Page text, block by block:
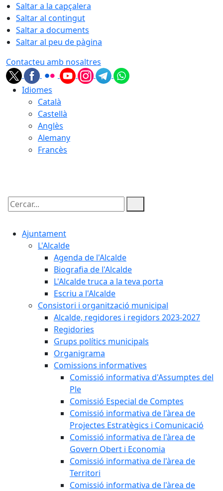
Saltar a la capçalera
Saltar al contingut
Saltar a documents
Saltar al peu de pàgina
Contacteu amb nosaltres
Idiomes
Català
Castellà
Anglès
Alemany
Francès
Cercar:
Ajuntament
L'Alcalde
Agenda de l'Alcalde
Biografia de l'Alcalde
L'Alcalde truca a la teva porta
Escriu a l'Alcalde
Consistori i organització municipal
Alcalde, regidores i regidors 2023-2027
Regidories
Grups polítics municipals
Organigrama
Comissions informatives
Comissió informativa d'Assumptes del
Ple
Comissió Especial de Comptes
Comissió informativa de l'àrea de
Projectes Estratègics i Comunicació
Comissió informativa de l'àrea de
Govern Obert i Economia
Comissió informativa de l'àrea de
Territori
Comissió informativa de l'àrea de